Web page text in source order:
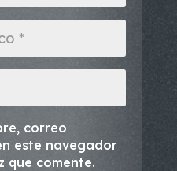
correo
este navegador
que comente.